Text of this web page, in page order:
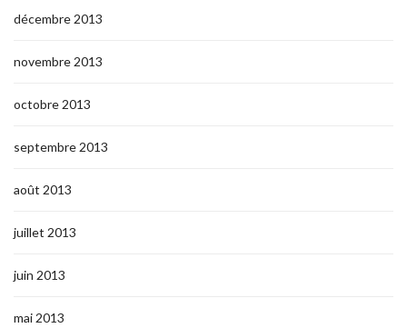
décembre 2013
novembre 2013
octobre 2013
septembre 2013
août 2013
juillet 2013
juin 2013
mai 2013